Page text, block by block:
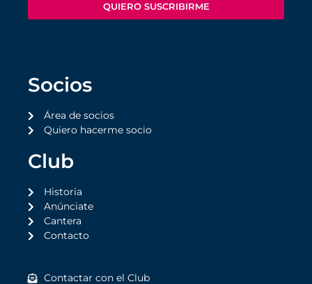
QUIERO SUSCRIBIRME
Socios
Área de socios
Quiero hacerme socio
Club
Historia
Anúnciate
Cantera
Contacto
Contactar con el Club